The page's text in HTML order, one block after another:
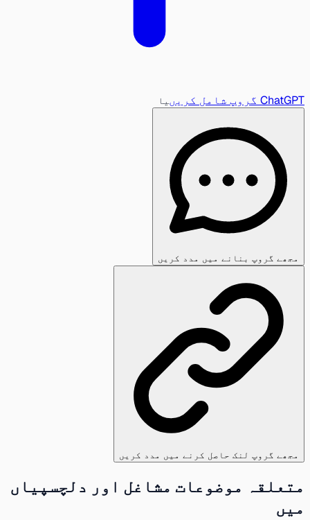
ChatGPT گروپ شامل کریں یا
مجھے گروپ بنانے میں مدد کریں
مجھے گروپ لنک حاصل کرنے میں مدد کریں
متعلقہ موضوعات مشاغل اور دلچسپیاں
میں